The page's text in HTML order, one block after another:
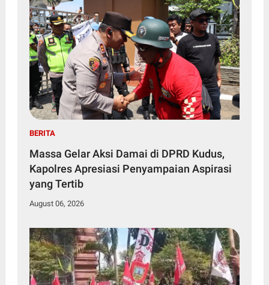
BERITA
Massa Gelar Aksi Damai di DPRD Kudus,
Kapolres Apresiasi Penyampaian Aspirasi
yang Tertib
August 06, 2026